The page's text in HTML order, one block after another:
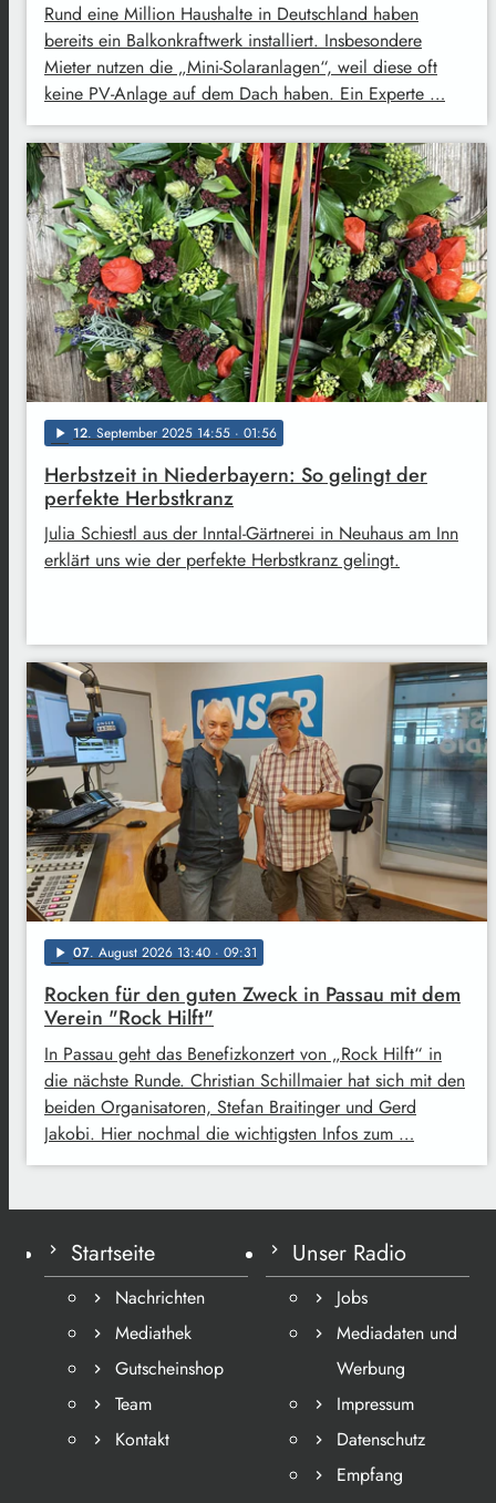
Rund eine Million Haushalte in Deutschland haben
bereits ein Balkonkraftwerk installiert. Insbesondere
Mieter nutzen die „Mini-Solaranlagen“, weil diese oft
keine PV-Anlage auf dem Dach haben. Ein Experte …
play_arrow 12. September 2025 14:55 · 01:56
Herbstzeit in Niederbayern: So gelingt der
perfekte Herbstkranz
Julia Schiestl aus der Inntal-Gärtnerei in Neuhaus am Inn
erklärt uns wie der perfekte Herbstkranz gelingt.
play_arrow 07. August 2026 13:40 · 09:31
Rocken für den guten Zweck in Passau mit dem
Verein "Rock Hilft"
In Passau geht das Benefizkonzert von „Rock Hilft“ in
die nächste Runde. Christian Schillmaier hat sich mit den
beiden Organisatoren, Stefan Braitinger und Gerd
Jakobi. Hier nochmal die wichtigsten Infos zum …
Startseite
Nachrichten
Mediathek
Gutscheinshop
Team
Kontakt
Unser Radio
Jobs
Mediadaten und
Werbung
Impressum
Datenschutz
Empfang